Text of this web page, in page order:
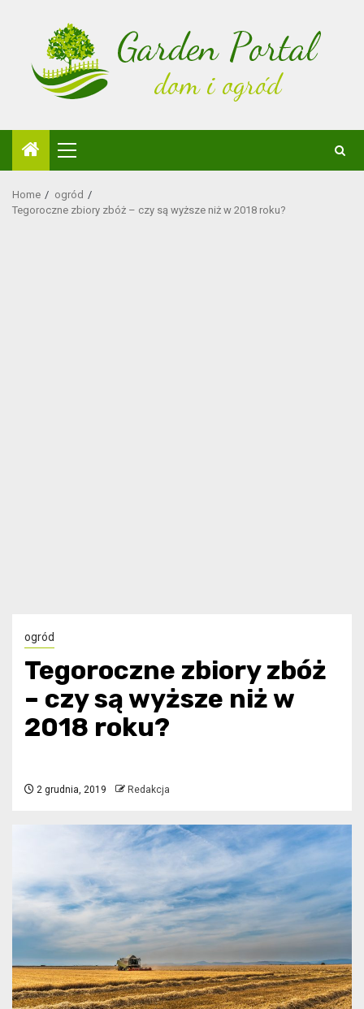
Primary
Menu
Home
ogród
Tegoroczne zbiory zbóż – czy są wyższe niż w 2018 roku?
ogród
Tegoroczne zbiory zbóż
– czy są wyższe niż w
2018 roku?
2 grudnia, 2019 Redakcja